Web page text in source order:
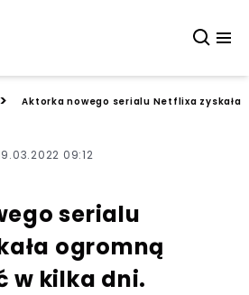
> Aktorka nowego serialu Netflixa zyskała
09:12
serialu
ogromną
w kilka dni.